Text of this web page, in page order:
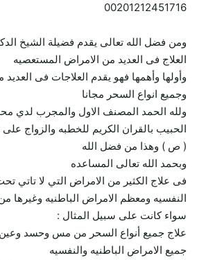
00201212451716
ومن فضل الله تعالى يقدم فضيلة الشيخ
العلاج فى العديد من الامراض المستعصيه
وأولها وأهمها فهو يقدم العلاجات فى العديد
وجميع انواع السحر مجانا
ولله الحمد المصنف الاول والمجرب لدي
الحبيب بالقران الكريم للخطبه والزواج
( ص ) وهذا من فضل الله
وبحمد الله تعالى المساعده
فى علاج الكثير من الامراض التي لا تاتي
النفسيه ومعظم الامراض الباطنيه وغيرها
سواء كانت على سبيل المثال :
علاج جميع أنواع السحر من مس وحسد
جميع الامراض الباطنيه والنفسيه